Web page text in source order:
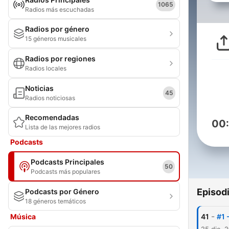
Radios más escuchadas
1065
Radios por género
15 géneros musicales
Radios por regiones
Radios locales
Noticias
Radios noticiosas
45
Recomendadas
Lista de las mejores radios
Podcasts
Podcasts Principales
Podcasts más populares
50
Podcasts por Género
18 géneros temáticos
Música 41 - #1